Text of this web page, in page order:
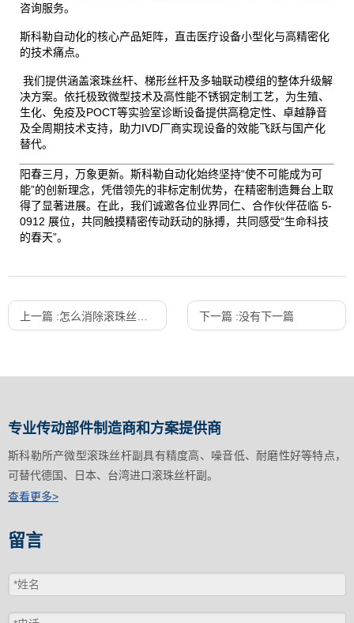
咨询服务。
斯科勒自动化的核心产品矩阵，直击医疗设备小型化与高精密化
的技术痛点。
我们提供涵盖滚珠丝杆、梯形丝杆及多轴联动模组的整体升级解
决方案。依托极致微型技术及高性能不锈钢定制工艺，为生殖、
生化、免疫及POCT等实验室诊断设备提供高稳定性、卓越静音
及全周期技术支持，助力IVD厂商实现设备的效能飞跃与国产化
替代。
阳春三月，万象更新。斯科勒自动化始终坚持“使不可能成为可
能”的创新理念，凭借领先的非标定制优势，在精密制造舞台上取
得了显著进展。在此，我们诚邀各位业界同仁、合作伙伴莅临 5-
0912 展位，共同触摸精密传动跃动的脉搏，共同感受“生命科技
的春天”。
上一篇 :怎么消除滚珠丝杆副的间隙 下一篇 :没有下一篇
专业传动部件制造商和方案提供商
斯科勒所产微型滚珠丝杆副具有精度高、噪音低、耐磨性好等特点，
可替代德国、日本、台湾进口滚珠丝杆副。
查看更多>
留言